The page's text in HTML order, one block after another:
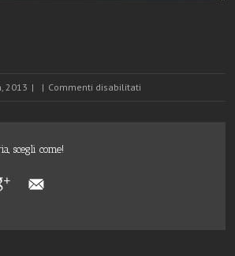
2013 | | Commenti disabilitati
scegli come!